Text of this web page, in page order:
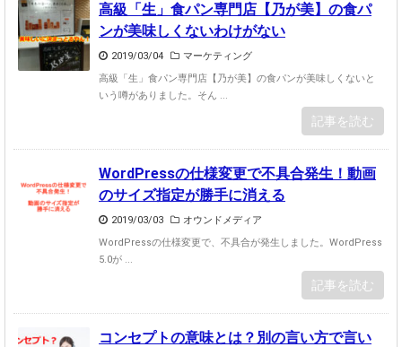
高級「生」食パン専門店【乃が美】の食パ
ンが美味しくないわけがない
2019/03/04
マーケティング
高級「生」食パン専門店【乃が美】の食パンが美味しくないと
いう噂がありました。そん ...
記事を読む
WordPressの仕様変更で不具合発生！動画
のサイズ指定が勝手に消える
2019/03/03
オウンドメディア
WordPressの仕様変更で、不具合が発生しました。WordPress
5.0が ...
記事を読む
コンセプトの意味とは？別の言い方で言い